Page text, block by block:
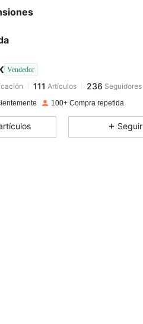
Vendedor
111
pagadoHace 1 día
100+ Compra repetida
Seguir